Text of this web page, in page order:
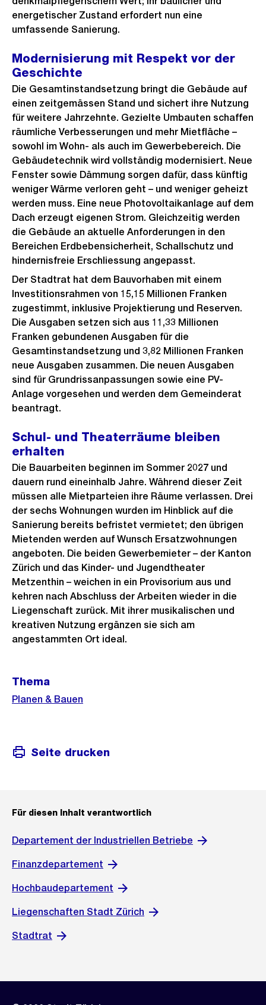
energetischer Zustand erfordert nun eine
umfassende Sanierung.
Modernisierung mit Respekt vor der
Geschichte
Die Gesamtinstandsetzung bringt die Gebäude auf
einen zeitgemässen Stand und sichert ihre Nutzung
für weitere Jahrzehnte. Gezielte Umbauten schaffen
räumliche Verbesserungen und mehr Mietfläche –
sowohl im Wohn- als auch im Gewerbebereich. Die
Gebäudetechnik wird vollständig modernisiert. Neue
Fenster sowie Dämmung sorgen dafür, dass künftig
weniger Wärme verloren geht – und weniger geheizt
werden muss. Eine neue Photovoltaikanlage auf dem
Dach erzeugt eigenen Strom. Gleichzeitig werden
die Gebäude an aktuelle Anforderungen in den
Bereichen Erdbebensicherheit, Schallschutz und
hindernisfreie Erschliessung angepasst.
Der Stadtrat hat dem Bauvorhaben mit einem
Investitionsrahmen von 15,15 Millionen Franken
zugestimmt, inklusive Projektierung und Reserven.
Die Ausgaben setzen sich aus 11,33 Millionen
Franken gebundenen Ausgaben für die
Gesamtinstandsetzung und 3,82 Millionen Franken
neue Ausgaben zusammen. Die neuen Ausgaben
sind für Grundrissanpassungen sowie eine PV-
Anlage vorgesehen und werden dem Gemeinderat
beantragt.
Schul- und Theaterräume bleiben
erhalten
Die Bauarbeiten beginnen im Sommer 2027 und
dauern rund eineinhalb Jahre. Während dieser Zeit
müssen alle Mietparteien ihre Räume verlassen. Drei
der sechs Wohnungen wurden im Hinblick auf die
Sanierung bereits befristet vermietet; den übrigen
Mietenden werden auf Wunsch Ersatzwohnungen
angeboten. Die beiden Gewerbemieter – der Kanton
Zürich und das Kinder- und Jugendtheater
Metzenthin – weichen in ein Provisorium aus und
kehren nach Abschluss der Arbeiten wieder in die
Liegenschaft zurück. Mit ihrer musikalischen und
kreativen Nutzung ergänzen sie sich am
angestammten Ort ideal.
Weitere
Informationen
Thema
Planen & Bauen
Seite drucken
Für diesen Inhalt verantwortlich
Departement der Industriellen Betriebe
Finanzdepartement
Hochbaudepartement
Liegenschaften Stadt Zürich
Stadtrat